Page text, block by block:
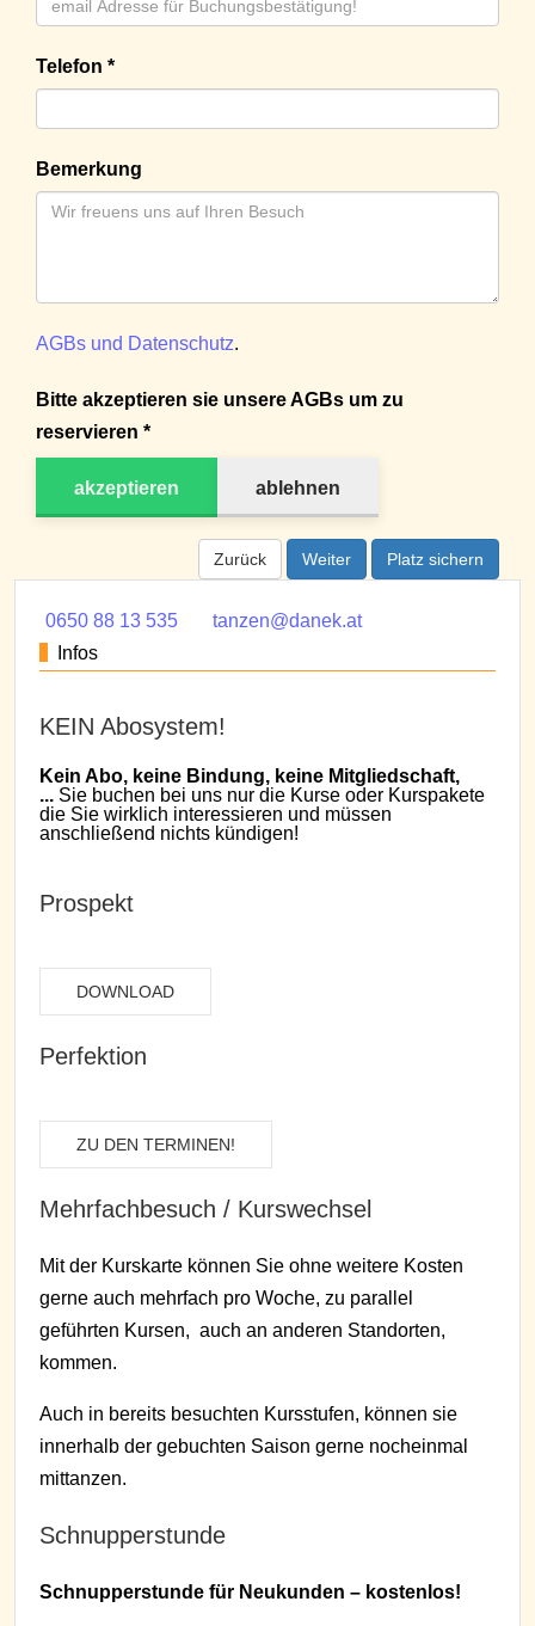
Telefon *
Bemerkung
AGBs und Datenschutz.
Bitte akzeptieren sie unsere AGBs um zu
reservieren *
akzeptieren ablehnen
Zurück Weiter Platz sichern
0650 88 13 535
tanzen@danek.at
Infos
KEIN Abosystem!
Kein Abo, keine Bindung, keine Mitgliedschaft,
... Sie buchen bei uns nur die Kurse oder Kurspakete
die Sie wirklich interessieren und müssen
anschließend nichts kündigen!
Prospekt
DOWNLOAD
Perfektion
ZU DEN TERMINEN!
Mehrfachbesuch / Kurswechsel
Mit der Kurskarte können Sie ohne weitere Kosten
gerne auch mehrfach pro Woche, zu parallel
geführten Kursen, auch an anderen Standorten,
kommen.
Auch in bereits besuchten Kursstufen, können sie
innerhalb der gebuchten Saison gerne nocheinmal
mittanzen.
Schnupperstunde
Schnupperstunde für Neukunden – kostenlos!